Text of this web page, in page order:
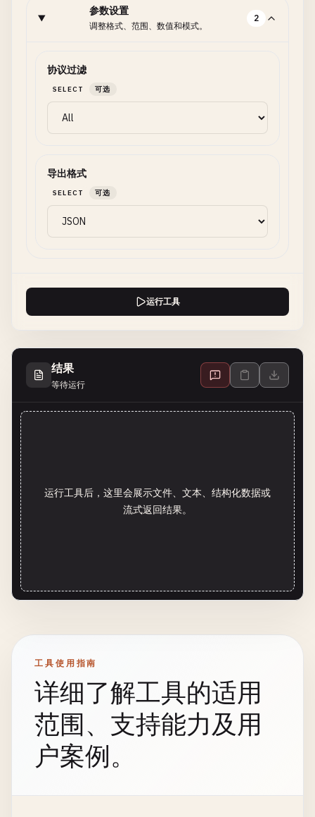
参数设置
调整格式、范围、数值和模式。
2
协议过滤
SELECT 可选
导出格式
SELECT 可选
运行工具
结果
等待运行
运行工具后，这里会展示文件、文本、结构化数据或
流式返回结果。
工具使用指南
详细了解工具的适用
范围、支持能力及用
户案例。